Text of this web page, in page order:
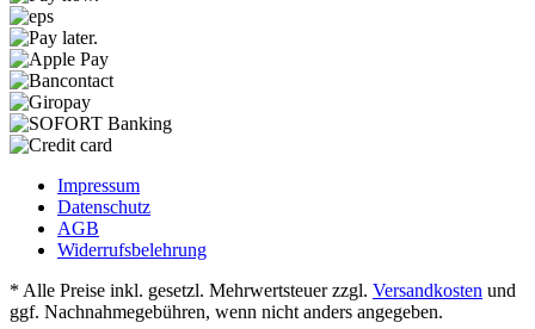
Impressum
Datenschutz
AGB
Widerrufsbelehrung
* Alle Preise inkl. gesetzl. Mehrwertsteuer zzgl. Versandkosten und
ggf. Nachnahmegebühren, wenn nicht anders angegeben.